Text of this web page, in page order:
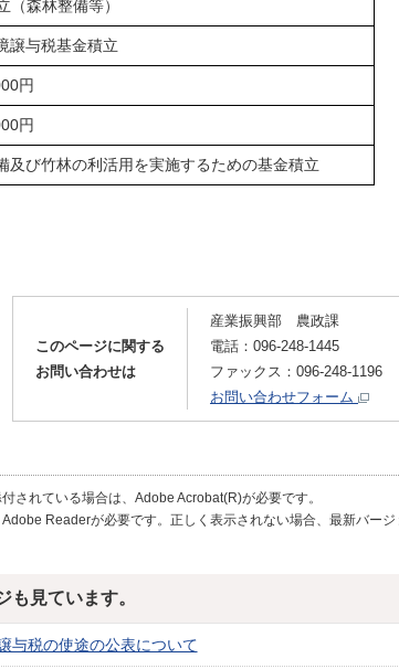
（森林整備等）
譲与税基金積立
円
円
及び竹林の利活用を実施するための基金積立
このページに関する
お問い合わせは
産業振興部 農政課
電話：096-248-1445
ファックス：096-248-1196
お問い合わせフォーム
されている場合は、Adobe Acrobat(R)が必要です。
Readerが必要です。正しく表示されない場合、最新バージ
も見ています。
税の使途の公表について